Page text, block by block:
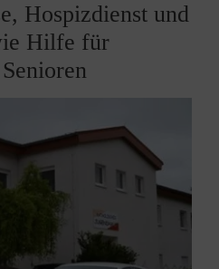
Hospizdienst und
Hilfe für